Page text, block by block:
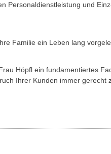
Personaldienstleistung und
Familie ein Leben lang
Höpfl ein fundamentiertes
Ihrer Kunden immer gerecht